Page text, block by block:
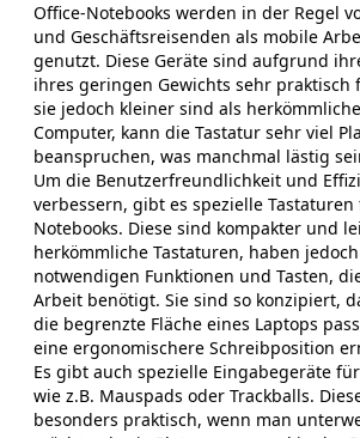
Office-Notebooks werden in der Regel
und Geschäftsreisenden als mobile
genutzt. Diese Geräte sind aufgrund
ihres geringen Gewichts sehr praktisch
sie jedoch kleiner sind als
Computer, kann die Tastatur sehr viel
beanspruchen, was manchmal lästig
Um die Benutzerfreundlichkeit und
verbessern, gibt es spezielle Tastaturen
Notebooks. Diese sind kompakter und
herkömmliche Tastaturen, haben
notwendigen Funktionen und Tasten,
Arbeit benötigt. Sie sind so konzipiert,
die begrenzte Fläche eines Laptops
eine ergonomischere Schreibposition
Es gibt auch spezielle Eingabegeräte
wie z.B. Mauspads oder Trackballs.
besonders praktisch, wenn man